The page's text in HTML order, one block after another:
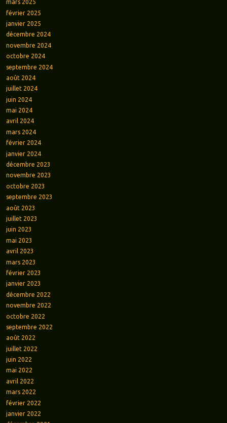
mars 2025
février 2025
janvier 2025
décembre 2024
novembre 2024
octobre 2024
septembre 2024
août 2024
juillet 2024
juin 2024
mai 2024
avril 2024
mars 2024
février 2024
janvier 2024
décembre 2023
novembre 2023
octobre 2023
septembre 2023
août 2023
juillet 2023
juin 2023
mai 2023
avril 2023
mars 2023
février 2023
janvier 2023
décembre 2022
novembre 2022
octobre 2022
septembre 2022
août 2022
juillet 2022
juin 2022
mai 2022
avril 2022
mars 2022
février 2022
janvier 2022